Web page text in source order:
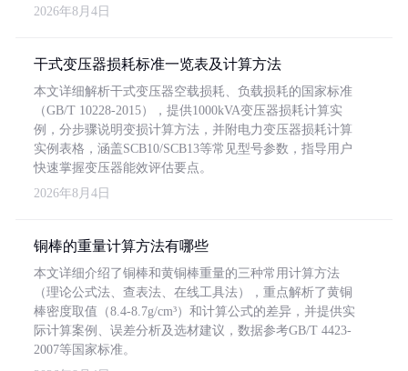
2026年8月4日
干式变压器损耗标准一览表及计算方法
本文详细解析干式变压器空载损耗、负载损耗的国家标准
（GB/T 10228-2015），提供1000kVA变压器损耗计算实
例，分步骤说明变损计算方法，并附电力变压器损耗计算
实例表格，涵盖SCB10/SCB13等常见型号参数，指导用户
快速掌握变压器能效评估要点。
2026年8月4日
铜棒的重量计算方法有哪些
本文详细介绍了铜棒和黄铜棒重量的三种常用计算方法
（理论公式法、查表法、在线工具法），重点解析了黄铜
棒密度取值（8.4-8.7g/cm³）和计算公式的差异，并提供实
际计算案例、误差分析及选材建议，数据参考GB/T 4423-
2007等国家标准。